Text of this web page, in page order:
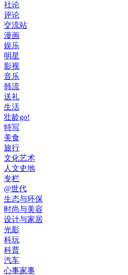
社论
评论
交流站
漫画
娱乐
明星
影视
音乐
韩流
送礼
生活
壮龄go!
特写
美食
旅行
文化艺术
人文史地
专栏
@世代
生态与环保
时尚与美容
设计与家居
光影
科玩
科普
汽车
心事家事